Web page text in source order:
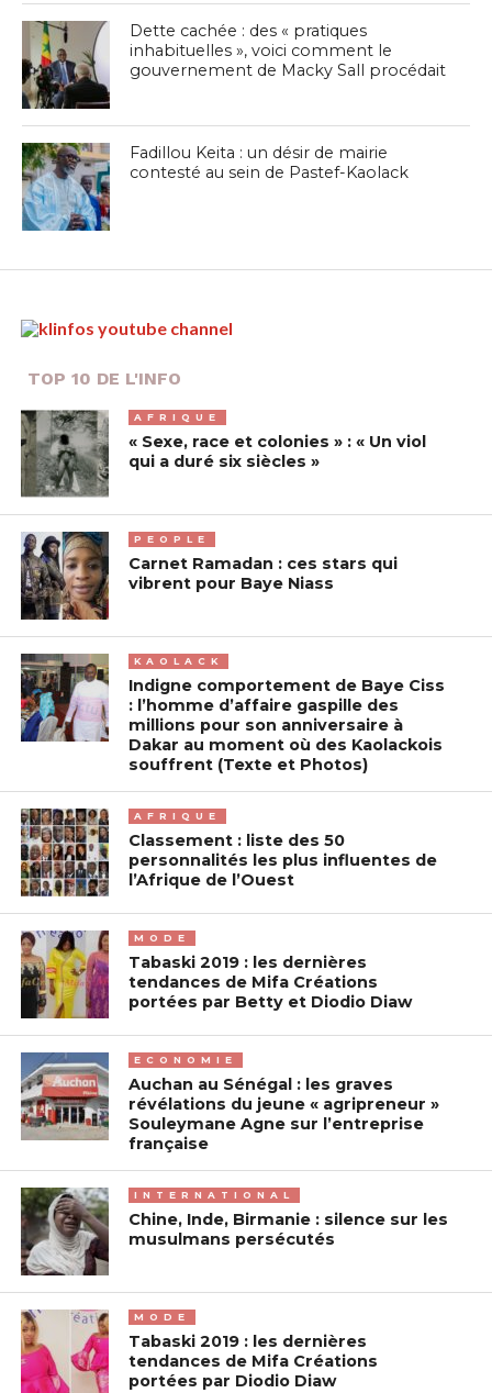
Dette cachée : des « pratiques
inhabituelles », voici comment le
gouvernement de Macky Sall procédait
Fadillou Keita : un désir de mairie
contesté au sein de Pastef-Kaolack
TOP 10 DE L'INFO
AFRIQUE
« Sexe, race et colonies » : « Un viol
qui a duré six siècles »
PEOPLE
Carnet Ramadan : ces stars qui
vibrent pour Baye Niass
KAOLACK
Indigne comportement de Baye Ciss
: l’homme d’affaire gaspille des
millions pour son anniversaire à
Dakar au moment où des Kaolackois
souffrent (Texte et Photos)
AFRIQUE
Classement : liste des 50
personnalités les plus influentes de
l’Afrique de l’Ouest
MODE
Tabaski 2019 : les dernières
tendances de Mifa Créations
portées par Betty et Diodio Diaw
ECONOMIE
Auchan au Sénégal : les graves
révélations du jeune « agripreneur »
Souleymane Agne sur l’entreprise
française
INTERNATIONAL
Chine, Inde, Birmanie : silence sur les
musulmans persécutés
MODE
Tabaski 2019 : les dernières
tendances de Mifa Créations
portées par Diodio Diaw